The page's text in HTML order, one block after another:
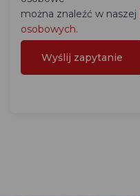
można znaleźć w naszej
osobowych.